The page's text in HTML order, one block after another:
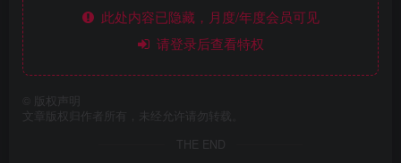
此处内容已隐藏，月度/年度会员可见
请登录后查看特权
版权声明
文章版权归作者所有，未经允许请勿转载。
THE END